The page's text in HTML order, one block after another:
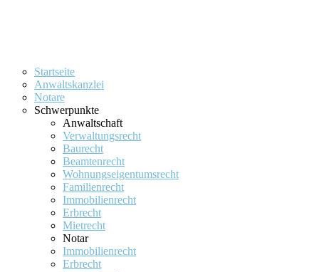
Startseite
Anwaltskanzlei
Notare
Schwerpunkte
Anwaltschaft
Verwaltungsrecht
Baurecht
Beamtenrecht
Wohnungseigentumsrecht
Familienrecht
Immobilienrecht
Erbrecht
Mietrecht
Notar
Immobilienrecht
Erbrecht